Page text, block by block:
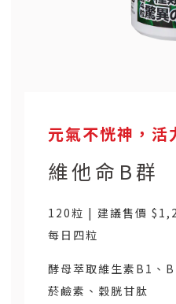
元氣不恍神，活
維他命B群
120粒 | 建議售價
每日四粒
酵母萃取維生素B1、
菸鹼素、穀胱甘肽